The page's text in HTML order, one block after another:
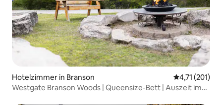
Hotelzimmer in Branson
4,71 (201)
Westgate Branson Woods | Queensize-Bett | Auszeit im